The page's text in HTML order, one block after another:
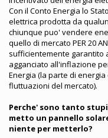
Con il Conto Energia lo
elettrica prodotta da
chiunque puo' vendere
quello di mercato PER 20
sufficientemente garantito
agganciato all'inflazione
Energia (la parte di
fluttuazioni del mercato).
Perche' sono tanto
metto un pannello
niente per metterlo?